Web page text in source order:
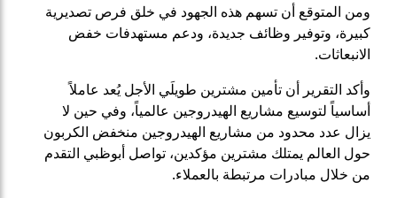
ومن المتوقع أن تسهم هذه الجهود في خلق فرص تصديرية
كبيرة، وتوفير وظائف جديدة، ودعم مستهدفات خفض
الانبعاثات.
وأكد التقرير أن تأمين مشترين طويلَي الأجل يُعد عاملاً
أساسياً لتوسيع مشاريع الهيدروجين عالمياً، وفي حين لا
يزال عدد محدود من مشاريع الهيدروجين منخفض الكربون
حول العالم يمتلك مشترين مؤكدين، تواصل أبوظبي التقدم
من خلال مبادرات مرتبطة بالعملاء.